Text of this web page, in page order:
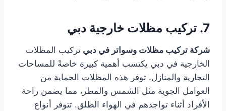
7. تركيب مظلات خارجية دبي
شركة تركيب مظلات وسواتر في دبي تركيب المظلات
الخارجية في دبي يكتسب أهمية كبيرة خاصةً للمساحات
التجارية والمنازل. توفر هذه المظلات الحماية من
العوامل الجوية مثل الشمس والمطر، مما يضمن راحة
الأفراد أثناء تواجدهم في الهواء الطلق. تتوفر أنواع